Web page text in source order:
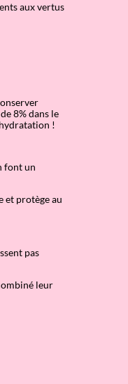
aux vertus
8% dans le
!
font un
et protège au
pas
leur